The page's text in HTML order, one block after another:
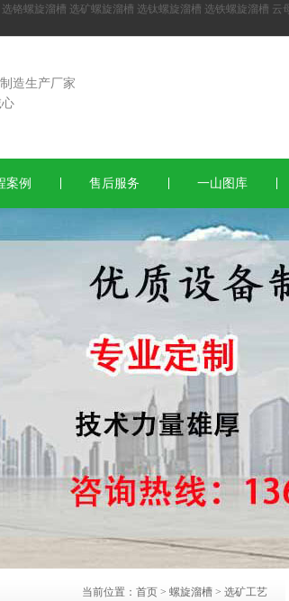
选铬螺旋溜槽 选矿螺旋溜槽 选钛螺旋溜槽 选铁螺旋溜槽 云
造生产厂家
案例 售后服务 一山图库
当前位置： 首页 > 螺旋溜槽 > 选矿工艺